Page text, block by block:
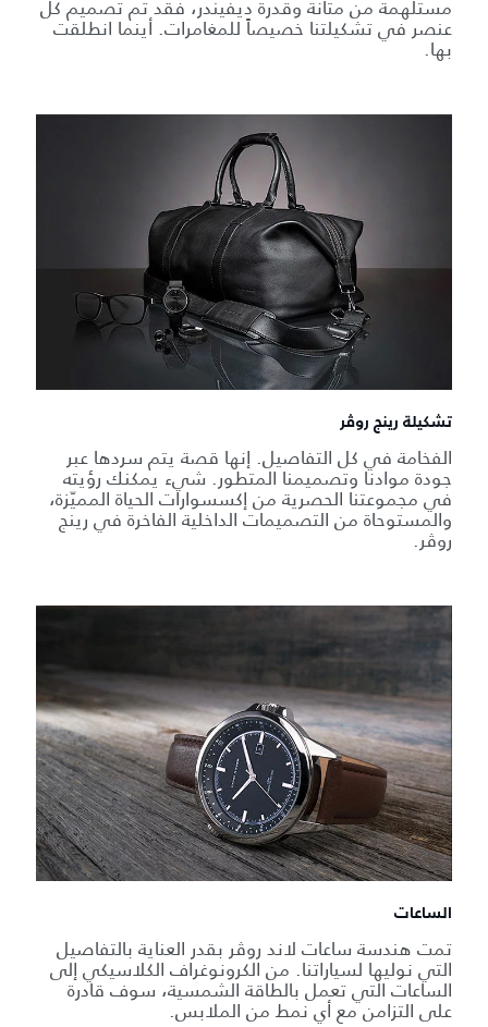
مستلهمة من متانة وقدرة ديفيندر، فقد تم تصميم كل
عنصر في تشكيلتنا خصيصاً للمغامرات. أينما انطلقت
بها.
تشكيلة رينج روڤر
الفخامة في كل التفاصيل. إنها قصة يتم سردها عبر
جودة موادنا وتصميمنا المتطور. شيء يمكنك رؤيته
في مجموعتنا الحصرية من إكسسوارات الحياة المميّزة،
والمستوحاة من التصميمات الداخلية الفاخرة في رينج
روڤر.
الساعات
تمت هندسة ساعات لاند روڤر بقدر العناية بالتفاصيل
التي نوليها لسياراتنا. من الكرونوغراف الكلاسيكي إلى
الساعات التي تعمل بالطاقة الشمسية، سوف قادرة
على التزامن مع أي نمط من الملابس.